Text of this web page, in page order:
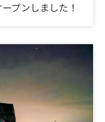
プンしました！